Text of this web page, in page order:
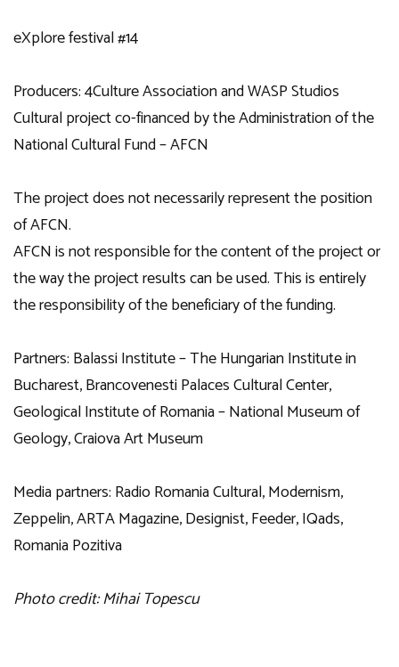
eXplore festival #14
Producers: 4Culture Association and WASP Studios
Cultural project co-financed by the Administration of the
National Cultural Fund –AFCN
The project does not necessarily represent the position
of AFCN.
AFCN is not responsible for the content of the project or
the way the project results can be used. This is entirely
the responsibility of the beneficiary of the funding.
Partners: Balassi Institute – The Hungarian Institute in
Bucharest, Brancovenesti Palaces Cultural Center,
Geological Institute of Romania – National Museum of
Geology, Craiova Art Museum
Media partners: Radio Romania Cultural, Modernism,
Zeppelin, ARTA Magazine, Designist, Feeder, IQads,
Romania Pozitiva
Photo credit: Mihai Topescu